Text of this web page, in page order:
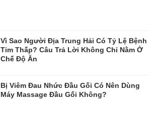
Vì Sao Người Địa Trung Hải Có Tỷ Lệ Bệnh
Tim Thấp? Câu Trả Lời Không Chỉ Nằm Ở
Chế Độ Ăn
Bị Viêm Đau Nhức Đầu Gối Có Nên Dùng
Máy Massage Đầu Gối Không?